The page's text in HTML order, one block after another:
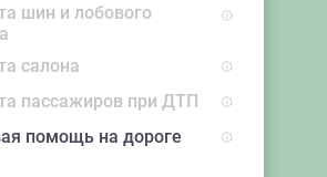
шин и лобового
салона
пассажиров при ДТП
помощь на дороге